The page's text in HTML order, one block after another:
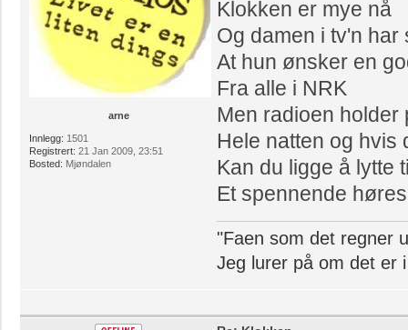
arne
Innlegg: 1501
Registrert: 21 Jan 2009, 23:51
Bosted: Mjøndalen
Klokken er mye nå
Og damen i tv'n har
At hun ønsker en
Fra alle i NRK
Men radioen holder
Hele natten og hvis
Kan du ligge å lytte
Et spennende
"Faen som det regner
Jeg lurer på om det er